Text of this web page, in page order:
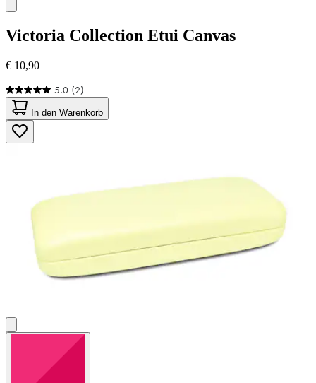
Victoria Collection Etui Canvas
€ 10,90
5.0 (2)
5.0
von
5
Sternen.
2
In den Warenkorb